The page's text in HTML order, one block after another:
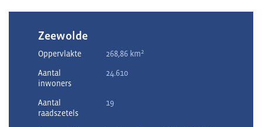
Zeewolde
Oppervlakte 268,86 km2
Aantal
inwoners
24.610
Aantal
raadszetels
19